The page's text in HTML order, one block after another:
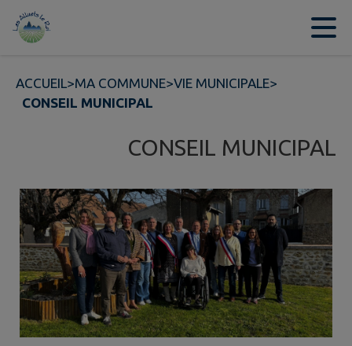
Contenu
ACCUEIL>MA COMMUNE>VIE MUNICIPALE>
CONSEIL MUNICIPAL
CONSEIL MUNICIPAL